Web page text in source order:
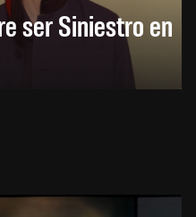
ser Siniestro en